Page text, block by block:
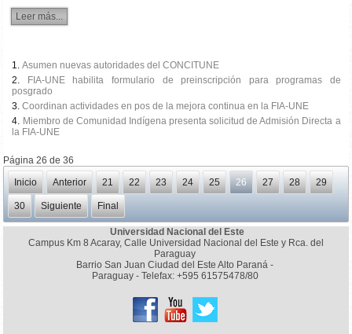
Leer más...
Asumen nuevas autoridades del CONCITUNE
FIA-UNE habilita formulario de preinscripción para programas de
posgrado
Coordinan actividades en pos de la mejora continua en la FIA-UNE
Miembro de Comunidad Indígena presenta solicitud de Admisión Directa a
la FIA-UNE
Página 26 de 36
Inicio
Anterior 21 22 23 24 25 26 27 28 29
30 Siguiente Final
Universidad Nacional del Este
Campus Km 8 Acaray, Calle Universidad Nacional del Este y Rca. del
Paraguay
Barrio San Juan Ciudad del Este Alto Paraná -
Paraguay - Telefax: +595 61575478/80